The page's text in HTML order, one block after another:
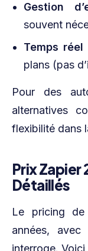
Gestion
souvent
Temps réel
plans (pas
Pour des
alternatives
flexibilité dans
Prix Zapier
Détaillés
Le pricing
années,